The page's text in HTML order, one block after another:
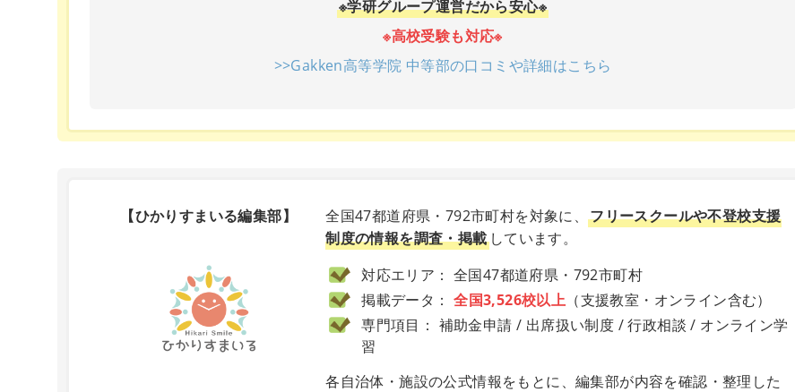
※学研グループ運営だから安心※
※高校受験も対応※
>>Gakken高等学院 中等部の口コミや詳細はこちら
【ひかりすまいる編集部】 全国47都道府県・792市町村を対象に、フリースクールや不登校支援
制度の情報を調査・掲載しています。
対応エリア： 全国47都道府県・792市町村
掲載データ：全国3,526校以上 （支援教室・オンライン含む）
専門項目： 補助金申請 / 出席扱い制度 / 行政相談 / オンライン学
習
各自治体・施設の公式情報をもとに、編集部が内容を確認・整理した